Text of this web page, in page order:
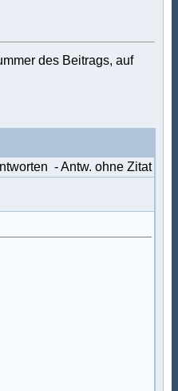
des Beitrags, auf
- Antw. ohne Zitat